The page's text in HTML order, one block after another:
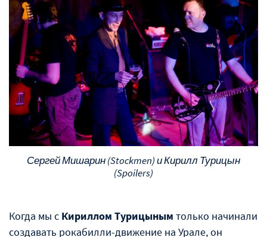
Сергей Мишарин (Stockmen) и Кирилл Турицын
(Spoilers)
Когда мы с Кириллом Турицыным только начинали
создавать рокабилли-движение на Урале, он